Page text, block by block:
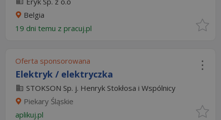
Belgia
19 dni temu z pracuj.pl
Oferta sponsorowana
Elektryk / elektryczka
STOKSON Sp. j. Henryk Stokłosa i Wspólnicy
Piekary Śląskie
aplikuj.pl